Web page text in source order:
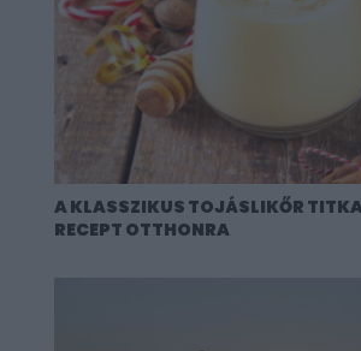
A KLASSZIKUS TOJÁSLIKŐR TITKA
RECEPT OTTHONRA